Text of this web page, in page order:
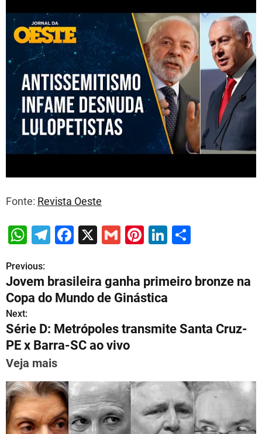
Fonte: Revista Oeste
W
at
s
A
p
p
T
gr
a
m
F
c
e
b
o
o
X
G
ai
l
Pi
er
e
st
Li
e
n
ar
e
P
o
s
t
n
a
v
i
Previous:
Jovem brasileira ganha primeiro bronze na
Copa do Mundo de Ginástica
Next:
Série D: Metrópoles transmite Santa Cruz-
PE x Barra-SC ao vivo
Veja mais